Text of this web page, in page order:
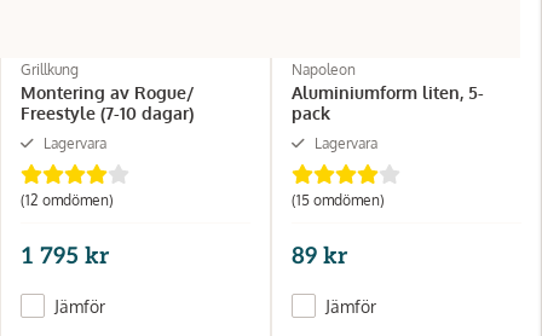
Grillkung
Montering av Rogue/
Freestyle (7-10 dagar)
Lagervara
(12 omdömen)
1 795 kr
Jämför
Napoleon
Aluminiumform liten, 5-
pack
Lagervara
(15 omdömen)
89 kr
Jämför